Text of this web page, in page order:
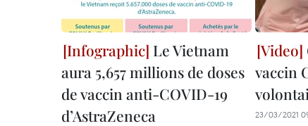
Le Vietnam
aura 5,657 millions de doses
de vaccin anti-COVID-19
d’AstraZeneca
vaccin
23/03/2021